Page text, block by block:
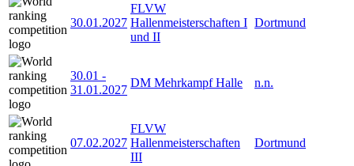
30.01.2027
FLVW
Hallenmeisterschaften I
und II
Dortmund
30.01 -
31.01.2027
DM Mehrkampf Halle n.n.
07.02.2027
FLVW
Hallenmeisterschaften
III
Dortmund